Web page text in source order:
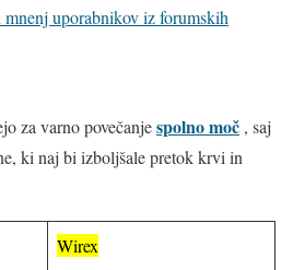
uporabnikov iz forumskih
za varno povečanjespolno moč , saj
ki naj bi izboljšale pretok krvi in
Wirex